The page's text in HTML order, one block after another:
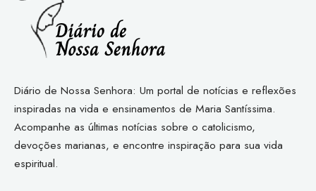
Diário de Nossa Senhora: Um portal de notícias e reflexões
inspiradas na vida e ensinamentos de Maria Santíssima.
Acompanhe as últimas notícias sobre o catolicismo,
devoções marianas, e encontre inspiração para sua vida
espiritual.